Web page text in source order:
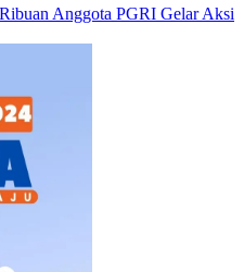
Anggota PGRI Gelar Aksi